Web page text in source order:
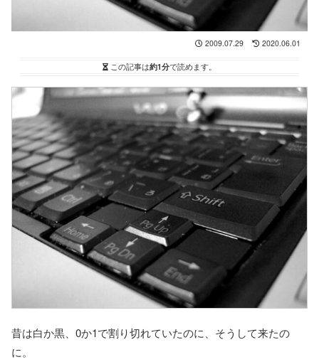
2009.07.29 2020.06.01
この記事は約1分で読めます。
昔は白か黒、0か1で割り切れていたのに、そうして来たの
に。